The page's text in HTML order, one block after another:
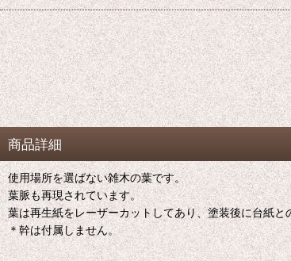
商品詳細
使用場所を選ばない雑木の葉です。
葉脈も再現されています。
葉は再生紙をレーザーカットしてあり、塗装後に台紙と
＊幹は付属しません。